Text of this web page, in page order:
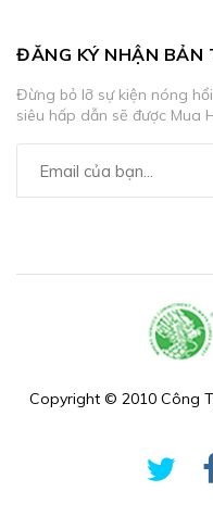
ĐĂNG KÝ NHẬN BẢN
Đừng bỏ lỡ sự kiện nóng
siêu hấp dẫn sẽ được Mua
Copyright © 2010 Công